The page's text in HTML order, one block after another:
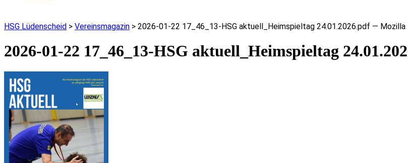
HSG Lüdenscheid > Vereinsmagazin > 2026-01-22 17_46_13-HSG aktuell_Heimspieltag 24.01.2026.pdf — Mozilla
2026-01-22 17_46_13-HSG aktuell_Heimspieltag